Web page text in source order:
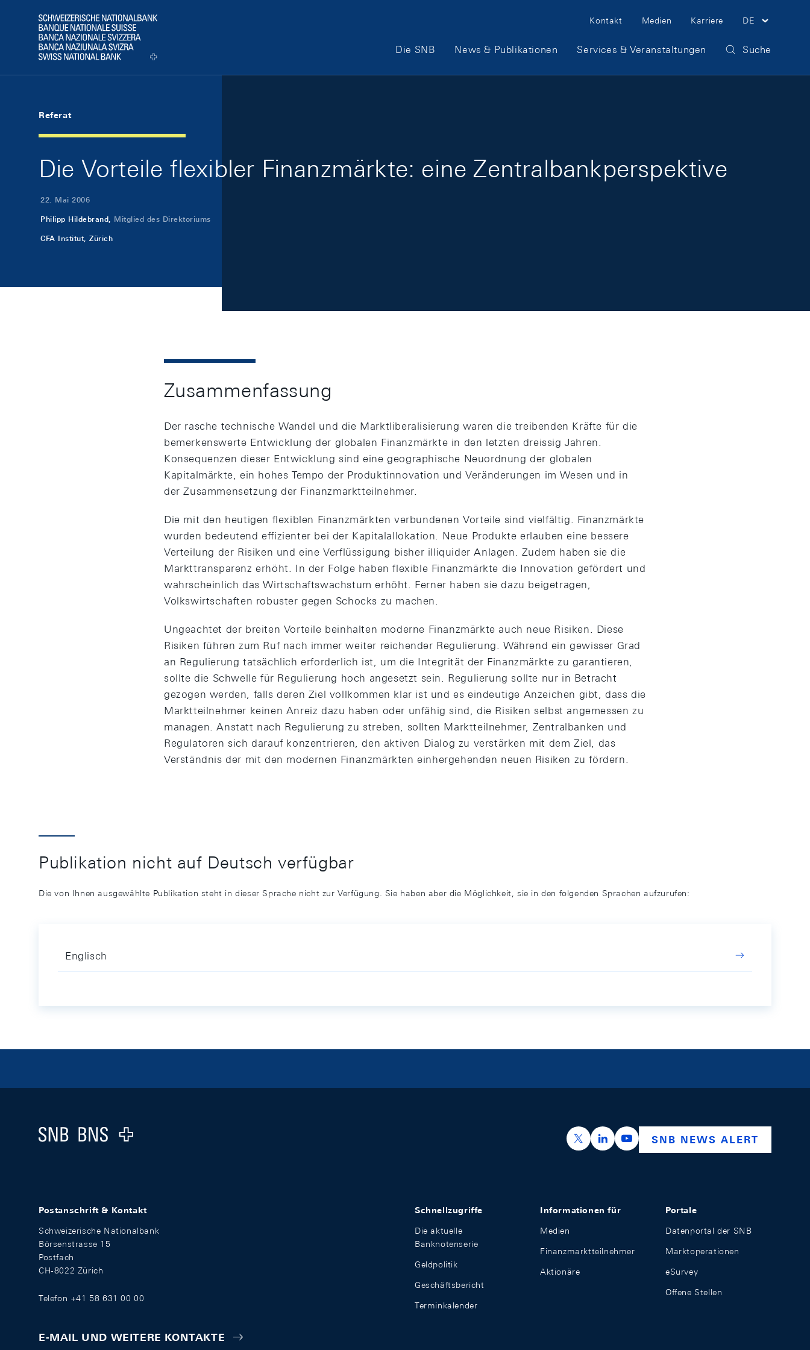
Logo
Meta Navigation
Kontakt Medien Karriere DE
Hauptnavigation
Die SNB News & Publikationen Services & Veranstaltungen Suche
Referat
Die Vorteile flexibler Finanzmärkte: eine Zentralbankperspektive
22. Mai 2006
Philipp Hildebrand, Mitglied des Direktoriums
CFA Institut, Zürich
Zusammenfassung
Der rasche technische Wandel und die Marktliberalisierung waren die treibenden Kräfte für die
bemerkenswerte Entwicklung der globalen Finanzmärkte in den letzten dreissig Jahren.
Konsequenzen dieser Entwicklung sind eine geographische Neuordnung der globalen
Kapitalmärkte, ein hohes Tempo der Produktinnovation und Veränderungen im Wesen und in
der Zusammensetzung der Finanzmarktteilnehmer.
Die mit den heutigen flexiblen Finanzmärkten verbundenen Vorteile sind vielfältig. Finanzmärkte
wurden bedeutend effizienter bei der Kapitalallokation. Neue Produkte erlauben eine bessere
Verteilung der Risiken und eine Verflüssigung bisher illiquider Anlagen. Zudem haben sie die
Markttransparenz erhöht. In der Folge haben flexible Finanzmärkte die Innovation gefördert und
wahrscheinlich das Wirtschaftswachstum erhöht. Ferner haben sie dazu beigetragen,
Volkswirtschaften robuster gegen Schocks zu machen.
Ungeachtet der breiten Vorteile beinhalten moderne Finanzmärkte auch neue Risiken. Diese
Risiken führen zum Ruf nach immer weiter reichender Regulierung. Während ein gewisser Grad
an Regulierung tatsächlich erforderlich ist, um die Integrität der Finanzmärkte zu garantieren,
sollte die Schwelle für Regulierung hoch angesetzt sein. Regulierung sollte nur in Betracht
gezogen werden, falls deren Ziel vollkommen klar ist und es eindeutige Anzeichen gibt, dass die
Marktteilnehmer keinen Anreiz dazu haben oder unfähig sind, die Risiken selbst angemessen zu
managen. Anstatt nach Regulierung zu streben, sollten Marktteilnehmer, Zentralbanken und
Regulatoren sich darauf konzentrieren, den aktiven Dialog zu verstärken mit dem Ziel, das
Verständnis der mit den modernen Finanzmärkten einhergehenden neuen Risiken zu fördern.
Publikation nicht auf Deutsch verfügbar
Die von Ihnen ausgewählte Publikation steht in dieser Sprache nicht zur Verfügung. Sie haben aber die Möglichkeit, sie in den folgenden Sprachen aufzurufen:
Englisch
Logo
https://x.com/snb_bns
https://ch.linkedin.com/company/swiss-
https://www.youtube.com/
SNB NEWS ALERT
Postanschrift & Kontakt
Schweizerische Nationalbank
Börsenstrasse 15
Postfach
CH-8022 Zürich
Telefon +41 58 631 00 00
E-MAIL UND WEITERE KONTAKTE
Schnellzugriffe
Die aktuelle
Banknotenserie
Geldpolitik
Geschäftsbericht
Terminkalender
Informationen für
Medien
Finanzmarktteilnehmer
Aktionäre
Portale
Datenportal der SNB
Marktoperationen
eSurvey
Offene Stellen